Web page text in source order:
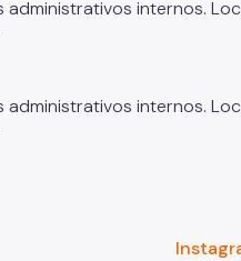
administrativos internos.
administrativos internos.